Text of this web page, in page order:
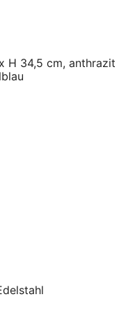
H 34,5 cm, anthrazit